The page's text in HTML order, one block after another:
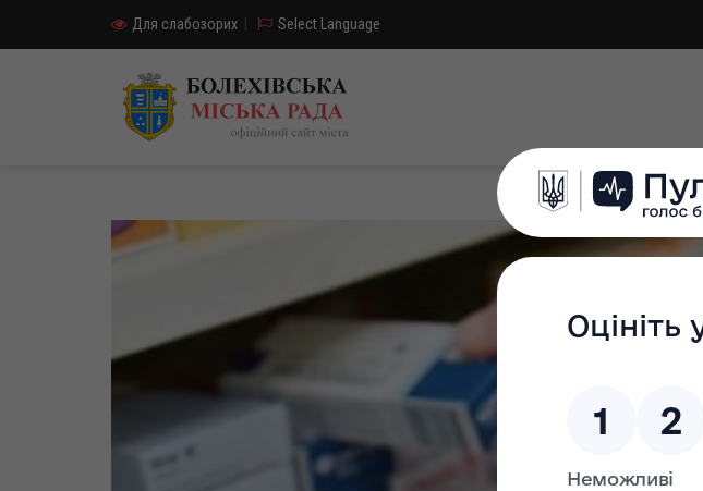
Для слабозорих Select Language